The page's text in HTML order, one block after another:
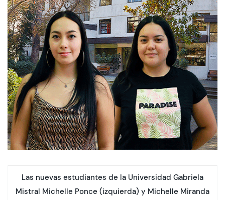
Language Center
CIEO
Contacto y Horarios
modo claro
Las nuevas estudiantes de la Universidad Gabriela
Mistral Michelle Ponce (izquierda) y Michelle Miranda